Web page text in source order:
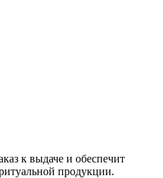
к выдаче и обеспечит
продукции.